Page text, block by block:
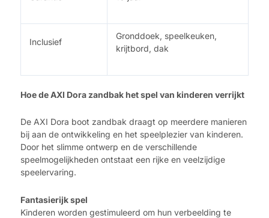
Inclusief
Gronddoek, speelkeuken,
krijtbord, dak
Hoe de AXI Dora zandbak het spel van kinderen verrijkt
De AXI Dora boot zandbak draagt op meerdere manieren
bij aan de ontwikkeling en het speelplezier van kinderen.
Door het slimme ontwerp en de verschillende
speelmogelijkheden ontstaat een rijke en veelzijdige
speelervaring.
Fantasierijk spel
Kinderen worden gestimuleerd om hun verbeelding te